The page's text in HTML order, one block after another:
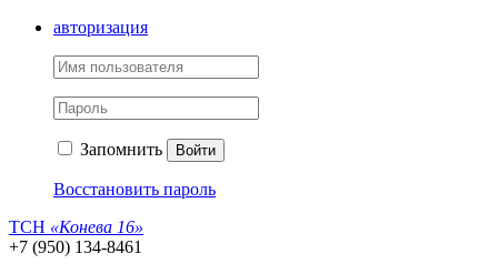
авторизация
Запомнить Войти
Восстановить пароль
ТСН «Конева 16»
+7 (950) 134-8461